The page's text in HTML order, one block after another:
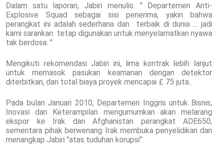
Dalam satu laporan, Jabiri menulis: " Departemen Anti-
Explosive Squad sebagai sisi penerima, yakin bahwa
perangkat ini adalah sederhana dan terbaik di dunia ... jadi
kami sarankan tetap digunakan untuk menyelamatkan nyawa
tak berdosa. "
Mengikuti rekomendasi Jabiri ini, lima kontrak lebih lanjut
untuk memasok pasukan keamanan dengan detektor
diterbitkan, dan total biaya proyek mencapai £ 75 juta..
Pada bulan Januari 2010, Departemen Inggris untuk Bisnis,
Inovasi dan Keterampilan mengumumkan akan melarang
ekspor ke Irak dan Afghanistan perangkat ADE650,
sementara pihak berwenang Irak membuka penyelidikan dan
menangkap Jabiri "atas tuduhan korupsi".